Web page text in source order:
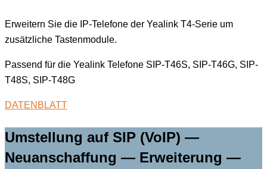
Erweitern Sie die IP-Telefone der Yealink T4-Serie um
zusätzliche Tastenmodule.
Passend für die Yealink Telefone SIP-T46S, SIP-T46G, SIP-
T48S, SIP-T48G
DATENBLATT
Umstellung auf SIP (VoIP) —
Neuanschaffung — Erweiterung —